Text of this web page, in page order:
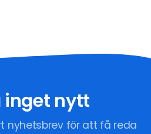
inget nytt
nyhetsbrev för att få reda